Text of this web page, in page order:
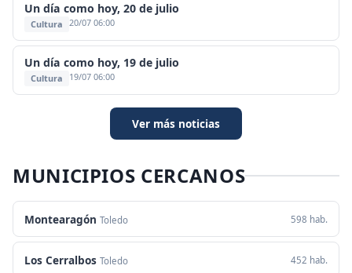
Un día como hoy, 20 de julio
Cultura 20/07 06:00
Un día como hoy, 19 de julio
Cultura 19/07 06:00
Ver más noticias
MUNICIPIOS CERCANOS
Montearagón Toledo 598 hab.
Los Cerralbos Toledo 452 hab.